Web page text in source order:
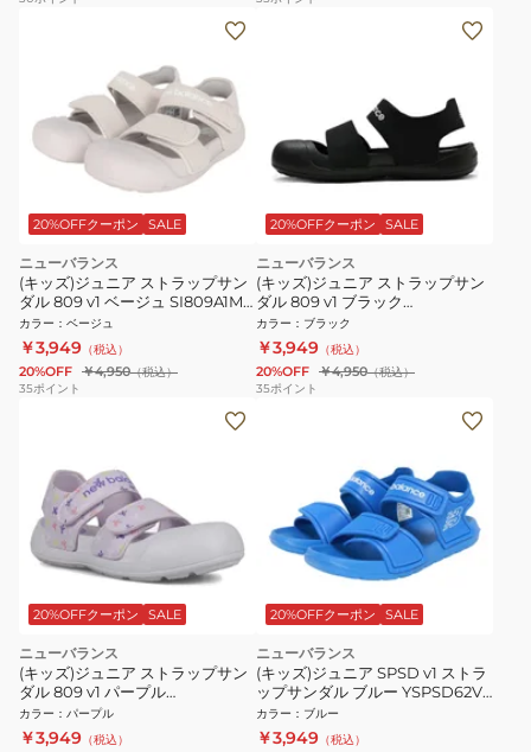
20%OFFクーポン SALE
ニューバランス
(キッズ)ジュニア ストラップサン
ダル 809 v1 ベージュ SI809A1M
スポーツ サンダル カジュアルシ
ューズ
カラー ： ベージュ
￥3,949 （税込）
20%OFF ￥4,950（税込）
35ポイント
20%OFFクーポン SALE
ニューバランス
(キッズ)ジュニア ストラップサン
ダル 809 v1 ブラック
SIA809P3M スポーツ サンダル カ
ジュアルシューズ
カラー ： ブラック
￥3,949 （税込）
20%OFF ￥4,950（税込）
35ポイント
20%OFFクーポン SALE
ニューバランス
(キッズ)ジュニア ストラップサン
ダル 809 v1 パープル
Y8095BMM スポーツ サンダル カ
ジュアルシューズ
カラー ： パープル
￥3,949 （税込）
20%OFFクーポン SALE
ニューバランス
(キッズ)ジュニア SPSD v1 ストラ
ップサンダル ブルー YSPSD62V
M
カラー ： ブルー
￥3,949 （税込）